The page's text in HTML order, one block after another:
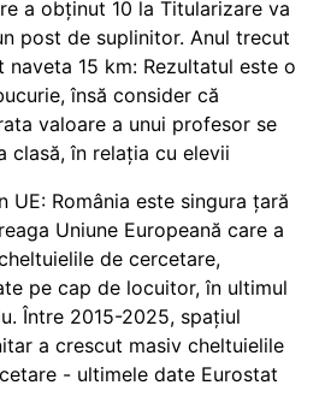
a obținut 10 la Titularizare va
post de suplinitor. Anul trecut
naveta 15 km: Rezultatul este o
însă consider că
valoare a unui profesor se
clasă, în relația cu elevii
UE: România este singura țară
Uniune Europeană care a
de cercetare,
pe cap de locuitor, în ultimul
Între 2015-2025, spațiul
a crescut masiv cheltuielile
- ultimele date Eurostat